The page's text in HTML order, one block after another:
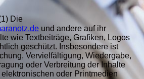
Die
und andere auf ihr
wie Textbeiträge, Grafiken, Logos
geschützt. Insbesondere ist
Vervielfältigung, Wiedergabe,
oder Verbreitung der Inhalte
oder Printmedien